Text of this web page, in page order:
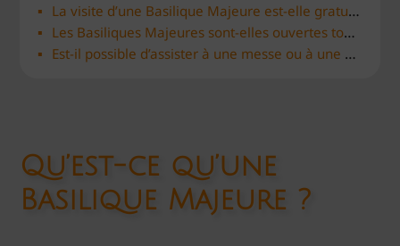
La visite d’une Basilique Majeure est-elle gratuite ?
Les Basiliques Majeures sont-elles ouvertes toute l’année ?
Est-il possible d’assister à une messe ou à une cérémonie religieuse dans ces basiliques ?
Qu’est-ce qu’une
Basilique Majeure ?